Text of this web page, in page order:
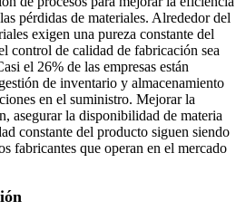
pérdidas de materiales. Alrededor del
exigen una pureza constante del
control de calidad de fabricación sea
el 26% de las empresas están
de inventario y almacenamiento
en el suministro. Mejorar la
asegurar la disponibilidad de materia
constante del producto siguen siendo
fabricantes que operan en el mercado